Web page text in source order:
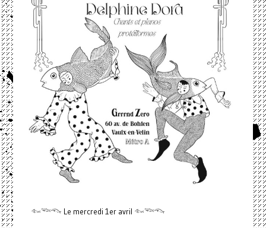
𓆜𓆝𓆞 Le mercredi 1er avril 𓆜𓆝𓆞